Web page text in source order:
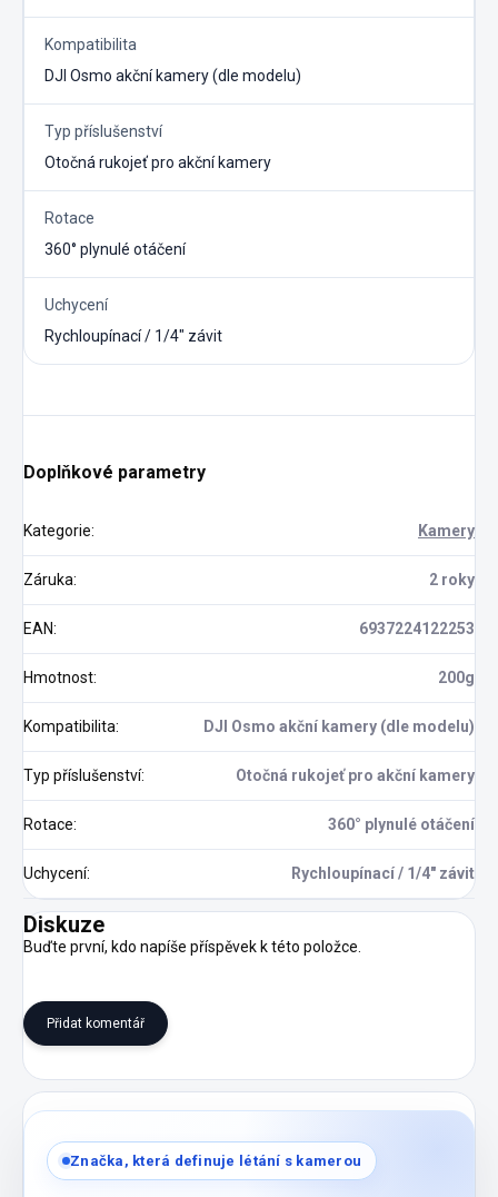
Kompatibilita
DJI Osmo akční kamery (dle modelu)
Typ příslušenství
Otočná rukojeť pro akční kamery
Rotace
360° plynulé otáčení
Uchycení
Rychloupínací / 1/4″ závit
Doplňkové parametry
Kategorie: Kamery
Záruka: 2 roky
EAN: 6937224122253
Hmotnost: 200g
Kompatibilita: DJI Osmo akční kamery (dle modelu)
Typ příslušenství: Otočná rukojeť pro akční kamery
Rotace: 360° plynulé otáčení
Uchycení: Rychloupínací / 1/4" závit
Diskuze
Buďte první, kdo napíše příspěvek k této položce.
Přidat komentář
Značka, která definuje létání s kamerou